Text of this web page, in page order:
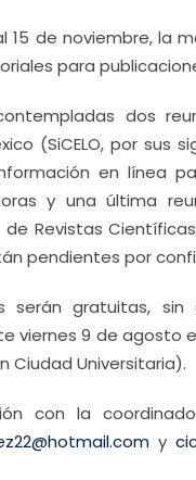
15 de noviembre, la
para
dos
(SiCELO, por
en línea
y una última
Revistas
pendientes por
serán gratuitas,
viernes 9 de
Ciudad Universitaria).
con la
y